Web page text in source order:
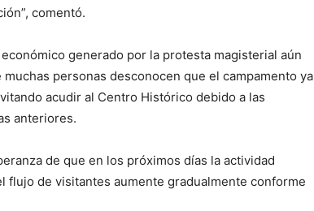
comentó.
generado por la protesta magisterial aún
personas desconocen que el campamento ya
acudir al Centro Histórico debido a las
anteriores.
de que en los próximos días la actividad
flujo de visitantes aumente gradualmente conforme